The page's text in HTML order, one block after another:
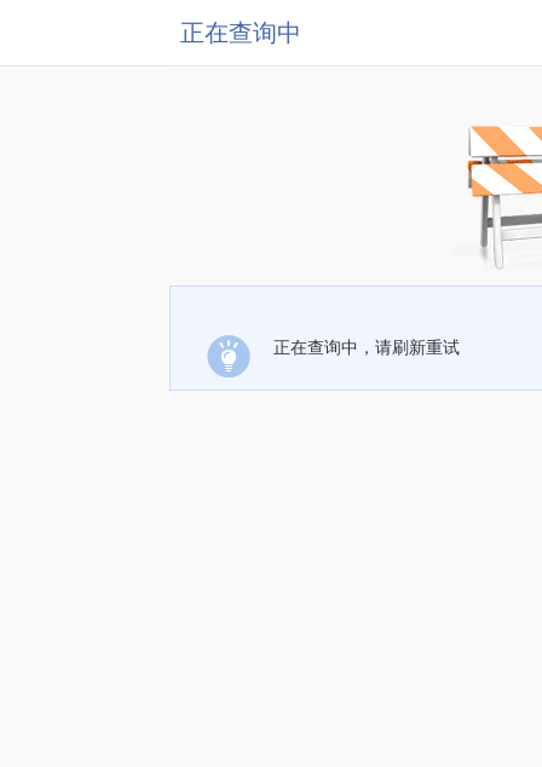
正在查询中
正在查询中，请刷新重试